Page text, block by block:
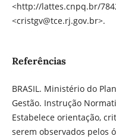
<http://lattes.cnpq.br/
<cristgv@tce.rj.gov.br>.
Referências
BRASIL. Ministério do
Gestão. Instrução
Estabelece orientação,
serem observados pelos